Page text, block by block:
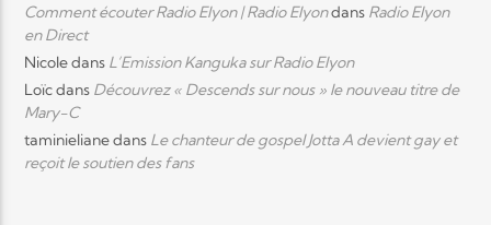
Comment écouter Radio Elyon | Radio Elyondans Radio Elyon
en Direct
Nicoledans L’Emission Kanguka sur Radio Elyon
Loïcdans Découvrez « Descends sur nous » le nouveau titre de
Mary-C
taminielianedans Le chanteur de gospel Jotta A devient gay et
reçoit le soutien des fans